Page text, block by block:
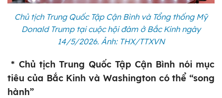
Chủ tịch Trung Quốc Tập Cận Bình và Tổng thống Mỹ
Donald Trump tại cuộc hội đàm ở Bắc Kinh ngày
14/5/2026. Ảnh: THX/TTXVN
* Chủ tịch Trung Quốc Tập Cận Bình nói mục
tiêu của Bắc Kinh và Washington có thể “song
hành”